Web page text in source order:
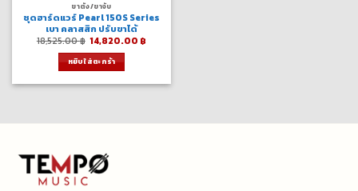
ขาตั้ง/ขาจับ
ชุดฮาร์ดแวร์ Pearl 150S Series
เบา คลาสสิก ปรับขาได้
18,525.00฿ Original
price
was:
18,525.00 ฿.
14,820.00 ฿
หยิบใส่ตะกร้า